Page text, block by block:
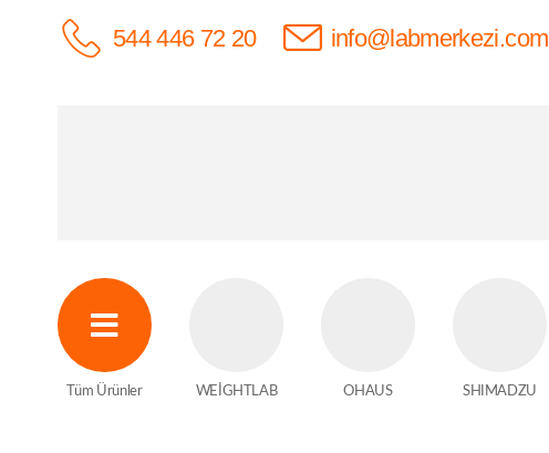
info@labmerkezi.com
544 446 72 20
Tüm Ürünler WEİGHTLAB OHAUS SHIMADZU